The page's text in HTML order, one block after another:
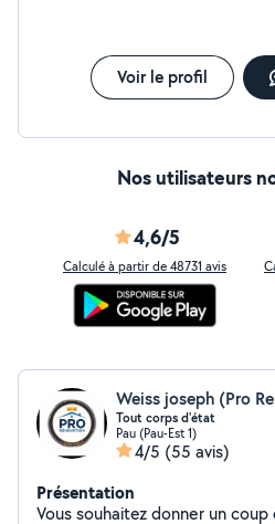
Voir le profil
Nos utilisateurs
4,6/5
Calculé à partir de 48731 avis
Weiss joseph (Pro
Tout corps d'état
Pau (Pau-Est 1)
4/5 (55 avis)
Présentation
Vous souhaitez donner un